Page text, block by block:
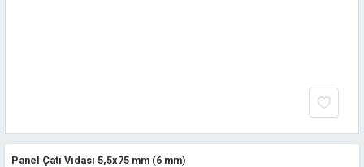
Panel Çatı Vidası 5,5x75 mm (6 mm)